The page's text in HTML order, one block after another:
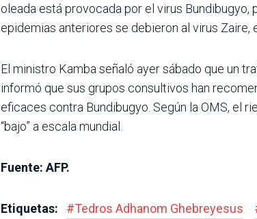
oleada está provocada por el virus
epidemias anteriores se debieron al virus Zaire,
El ministro Kamba señaló ayer sábado que un
informó que sus grupos consultivos han
eficaces contra Bundibugyo. Según la OMS, el
“bajo” a escala mundial.
Fuente: AFP.
Etiquetas: #Tedros Adhanom Ghebreyesus